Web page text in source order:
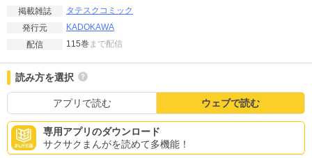
掲載雑誌
タテスクコミック
発行元
KADOKAWA
配信
115巻 まで配信
読み方を選択
アプリで読む ウェブで読む
専用アプリのダウンロード
サクサクまんがを読めて多機能！